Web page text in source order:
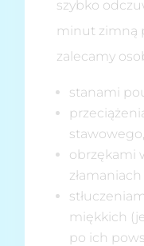
szybko
minut zimną
zalecamy
stanami
stawowego,
obrzękami
miękkich
po ich